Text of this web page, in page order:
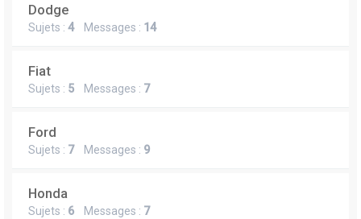
Dodge
Sujets : 4Messages : 14
Fiat
Sujets : 5 Messages : 7
Ford
Sujets : 7Messages : 9
Honda
Sujets : 6 Messages : 7